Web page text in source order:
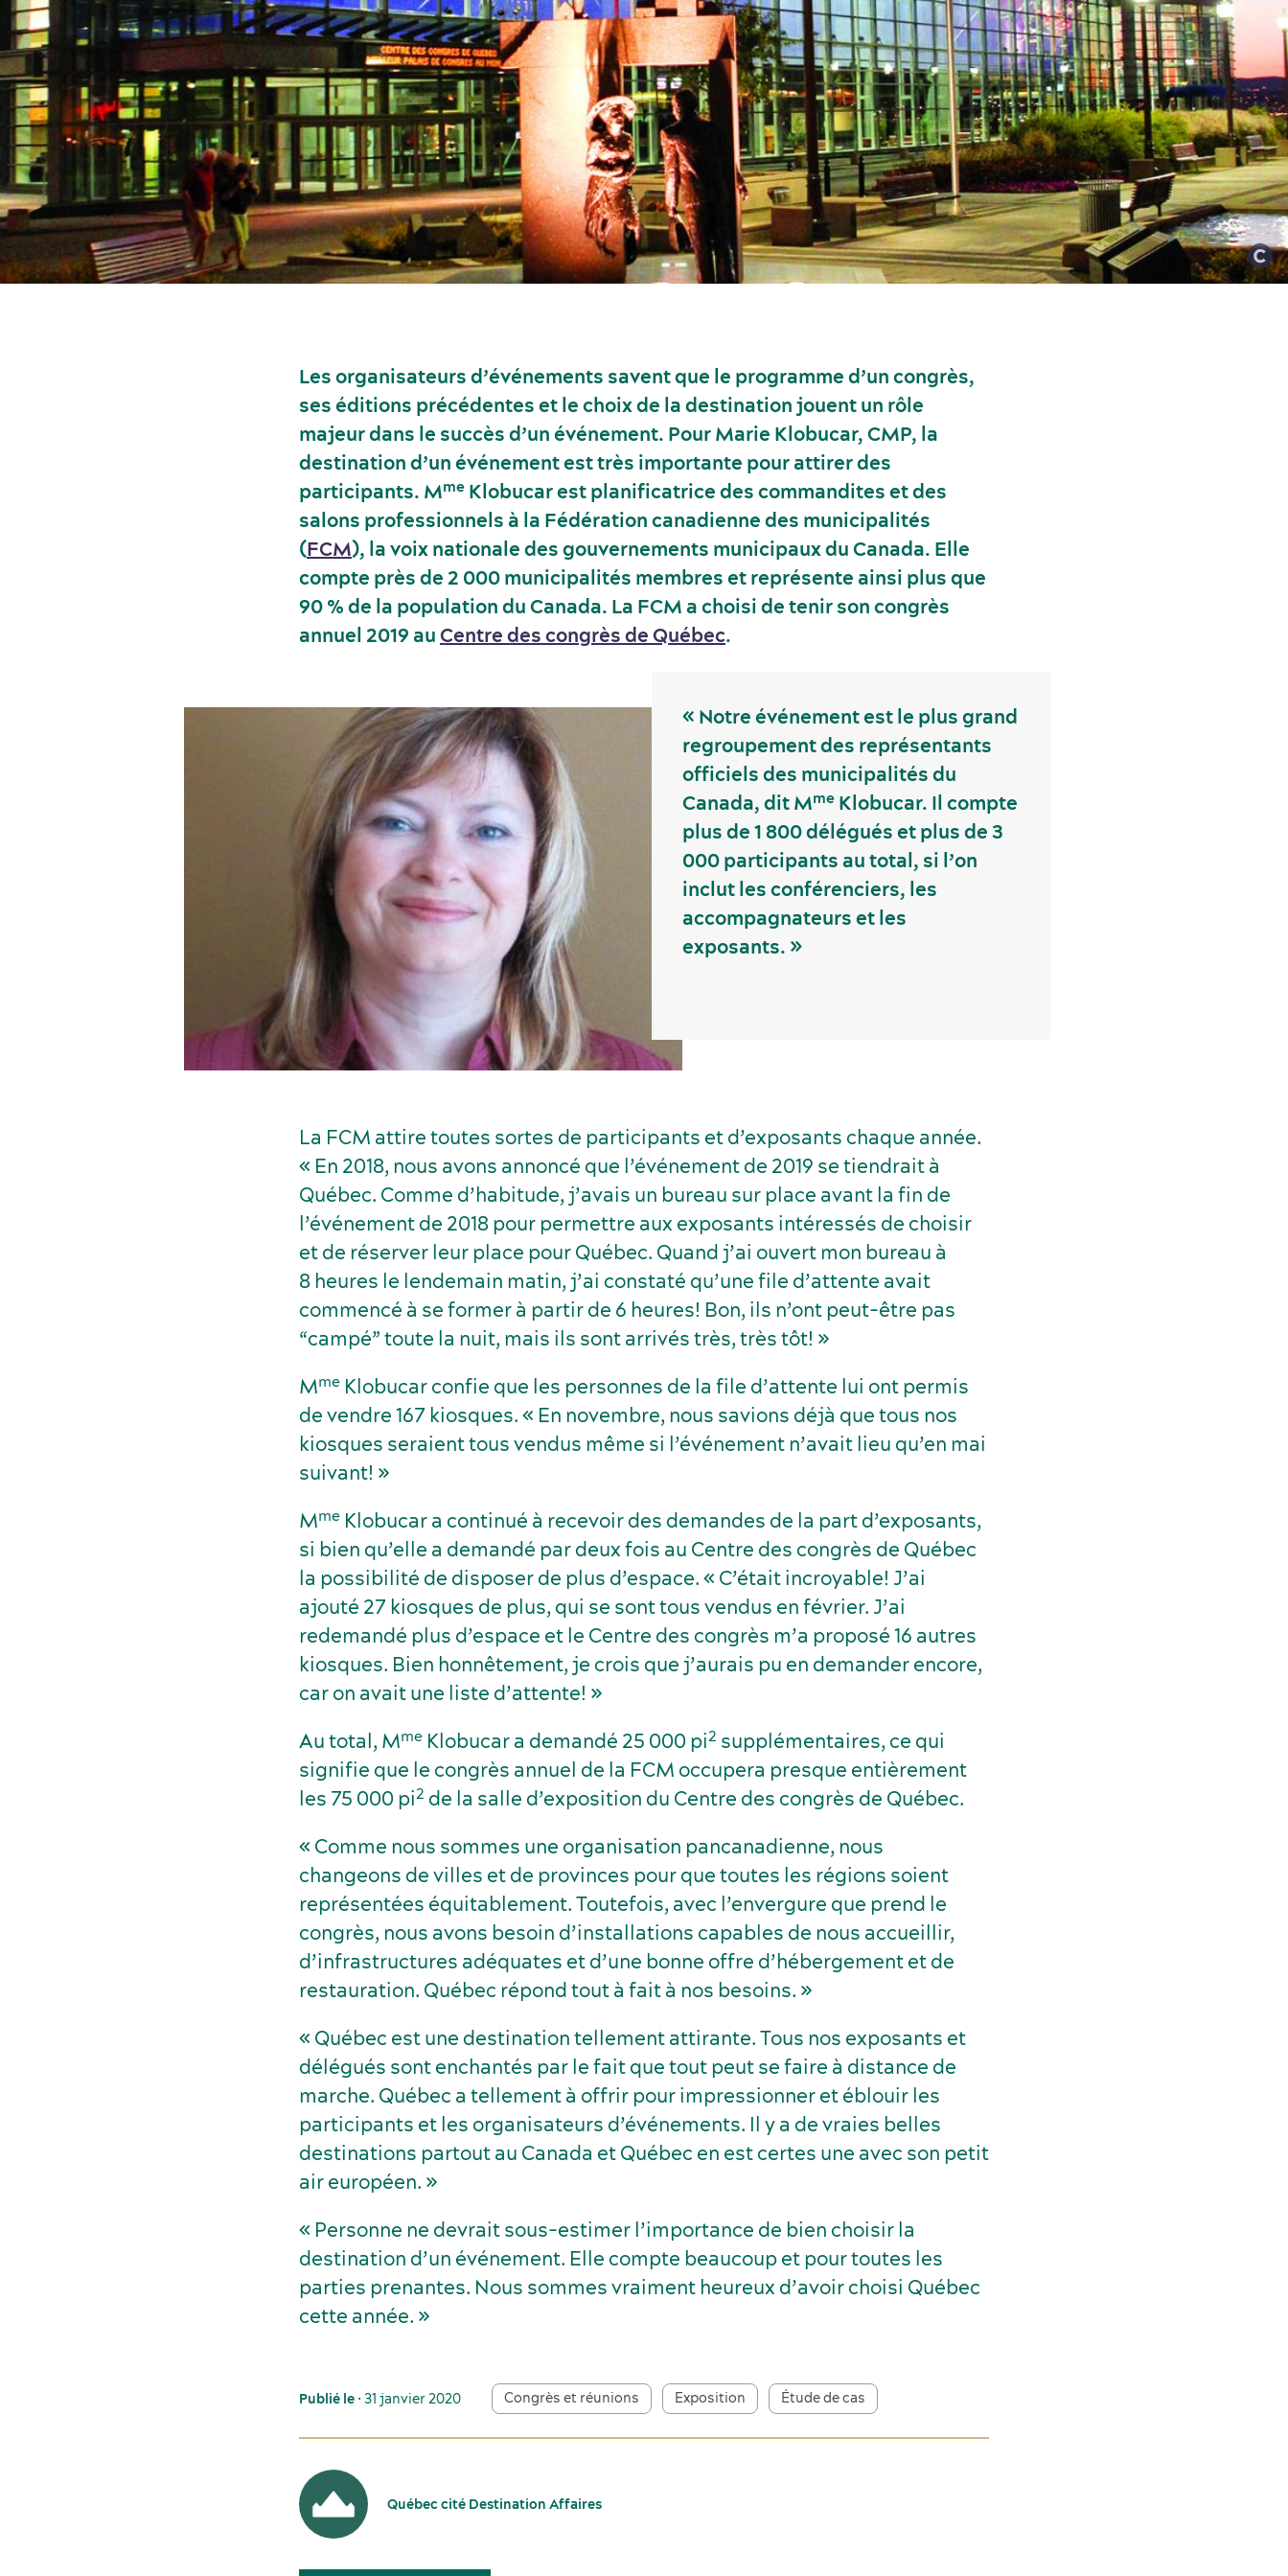
Les organisateurs d’événements savent que le programme d’un congrès,
ses éditions précédentes et le choix de la destination jouent un rôle
majeur dans le succès d’un événement. Pour Marie Klobucar, CMP, la
destination d’un événement est très importante pour attirer des
participants. Mme Klobucar est planificatrice des commandites et des
salons professionnels à la Fédération canadienne des municipalités
(FCM), la voix nationale des gouvernements municipaux du Canada. Elle
compte près de 2 000 municipalités membres et représente ainsi plus que
90 % de la population du Canada. La FCM a choisi de tenir son congrès
annuel 2019 au Centre des congrès de Québec.
« Notre événement est le plus grand
regroupement des représentants
officiels des municipalités du
Canada, dit Mme Klobucar. Il compte
plus de 1 800 délégués et plus de 3
000 participants au total, si l’on
inclut les conférenciers, les
accompagnateurs et les
exposants. »
La FCM attire toutes sortes de participants et d’exposants chaque année.
« En 2018, nous avons annoncé que l’événement de 2019 se tiendrait à
Québec. Comme d’habitude, j’avais un bureau sur place avant la fin de
l’événement de 2018 pour permettre aux exposants intéressés de choisir
et de réserver leur place pour Québec. Quand j’ai ouvert mon bureau à
8 heures le lendemain matin, j’ai constaté qu’une file d’attente avait
commencé à se former à partir de 6 heures! Bon, ils n’ont peut-être pas
“campé” toute la nuit, mais ils sont arrivés très, très tôt! »
Mme Klobucar confie que les personnes de la file d’attente lui ont permis
de vendre 167 kiosques. « En novembre, nous savions déjà que tous nos
kiosques seraient tous vendus même si l’événement n’avait lieu qu’en mai
suivant! »
Mme Klobucar a continué à recevoir des demandes de la part d’exposants,
si bien qu’elle a demandé par deux fois au Centre des congrès de Québec
la possibilité de disposer de plus d’espace. « C’était incroyable! J’ai
ajouté 27 kiosques de plus, qui se sont tous vendus en février. J’ai
redemandé plus d’espace et le Centre des congrès m’a proposé 16 autres
kiosques. Bien honnêtement, je crois que j’aurais pu en demander encore,
car on avait une liste d’attente! »
Au total, Mme Klobucar a demandé 25 000 pi2 supplémentaires, ce qui
signifie que le congrès annuel de la FCM occupera presque entièrement
les 75 000 pi2 de la salle d’exposition du Centre des congrès de Québec.
« Comme nous sommes une organisation pancanadienne, nous
changeons de villes et de provinces pour que toutes les régions soient
représentées équitablement. Toutefois, avec l’envergure que prend le
congrès, nous avons besoin d’installations capables de nous accueillir,
d’infrastructures adéquates et d’une bonne offre d’hébergement et de
restauration. Québec répond tout à fait à nos besoins. »
« Québec est une destination tellement attirante. Tous nos exposants et
délégués sont enchantés par le fait que tout peut se faire à distance de
marche. Québec a tellement à offrir pour impressionner et éblouir les
participants et les organisateurs d’événements. Il y a de vraies belles
destinations partout au Canada et Québec en est certes une avec son petit
air européen. »
« Personne ne devrait sous-estimer l’importance de bien choisir la
destination d’un événement. Elle compte beaucoup et pour toutes les
parties prenantes. Nous sommes vraiment heureux d’avoir choisi Québec
cette année. »
Publié le • 31 janvier 2020 Congrès et réunions Exposition Étude de cas
Québec cité Destination Affaires